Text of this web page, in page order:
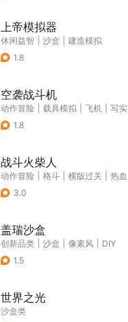
上帝模拟器
休闲益智 沙盒
建造模拟
1.8
空袭战斗机
动作冒险 载具模拟 飞机
写实
1.8
战斗火柴人
动作冒险 格斗 横版过关
热血
3.0
盖瑞沙盒
创新品类 沙盒 像素风
DIY
1.5
世界之光
沙盒类